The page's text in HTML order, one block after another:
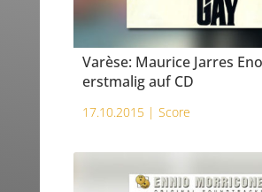
Varèse: Maurice Jarres
erstmalig auf CD
17.10.2015 | Score